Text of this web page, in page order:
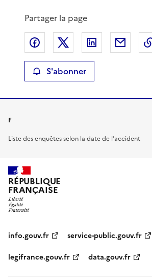
Partager la page
Partager sur Facebook
Partager sur XPartager sur
S'abonner
F
Liste des enquêtes selon la date de l’accident
RÉPUBLIQUE
FRANÇAISE
info.gouv.fr
service-public.gouv.fr
legifrance.gouv.fr
data.gouv.fr